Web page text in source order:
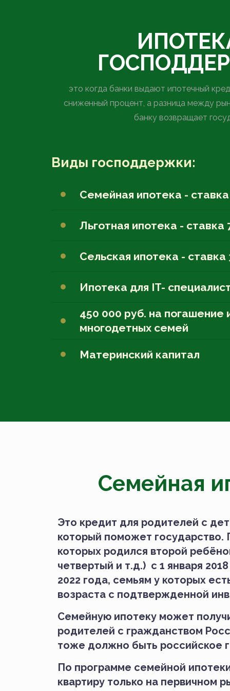
это когда банки выдают ипотечный
сниженный процент, а разница между
банку возвращает
Виды господдержки:
Семейная ипотека - ставка
Льготная ипотека - ставка
Сельская ипотека - ставка
Ипотека для IT-
450 000 руб. на погашение
многодетных семей
Материнский капитал
Семейная
Это кредит для родителей с
который поможет
которых родился второй
четвертый и т.д.) с 1 января
2022 года, семьям у которых
возраста с подтвержденной
Семейную ипотеку может
родителей с гражданством
тоже должно быть российское
По программе семейной
квартиру только на первичном